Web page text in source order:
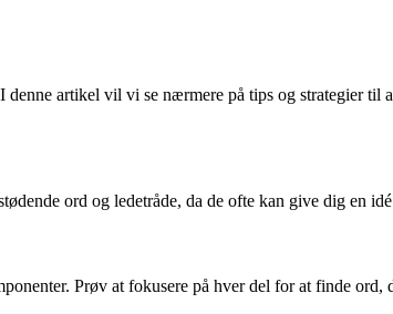
artikel vil vi se nærmere på tips og strategier til
ord og ledetråde, da de ofte kan give dig en
Prøv at fokusere på hver del for at finde ord,